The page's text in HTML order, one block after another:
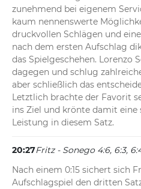
Mit einem Ass eröffnet
bringt sein Service souverän
Fritz leistet sich direkt einige
und bleibt im Returnspiel
den Italiener.
zunehmend bei eigenem
kaum nennenswerte
druckvollen Schlägen und
nach dem ersten Aufschlag
das Spielgeschehen. Lorenzo
dagegen und schlug
aber schließlich das
Letztlich brachte der Favorit
ins Ziel und krönte damit eine
Leistung in diesem Satz.
20:27Fritz - Sonego 4:6, 6:3,
Nach einem 0:15 sichert sich
Aufschlagspiel den dritten